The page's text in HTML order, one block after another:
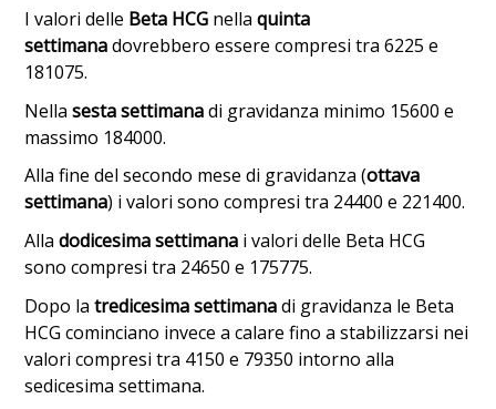
I valori delle Beta HCG nellaquinta
settimanadovrebbero essere compresi tra 6225 e
181075.
Nellasesta settimanadi gravidanza minimo 15600 e
massimo 184000.
Alla fine del secondo mese di gravidanza (ottava
settimana) i valori sono compresi tra 24400 e 221400.
Alladodicesima settimana i valori delle Beta HCG
sono compresi tra 24650 e 175775.
Dopo latredicesima settimanadi gravidanza le Beta
HCG cominciano invece a calare fino a stabilizzarsi nei
valori compresi tra 4150 e 79350 intorno alla
sedicesima settimana.